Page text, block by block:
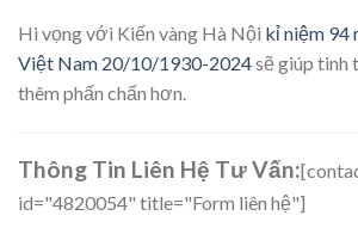
Hi vọng với Kiến vàng Hà Nội kỉ niệm 94
Việt Nam 20/10/1930-2024sẽ giúp tinh
thêm phấn chấn hơn.
Thông Tin Liên Hệ Tư Vấn:
id="4820054" title="Form liên hệ"]